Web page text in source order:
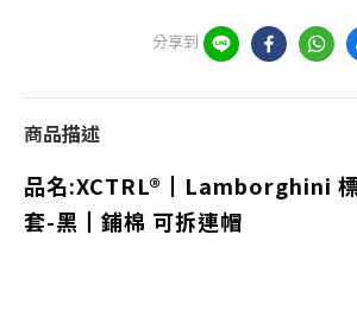
分享到
商品描述
品名:XCTRL®┃Lamborghini
套-黑┃鋪棉 可拆連帽